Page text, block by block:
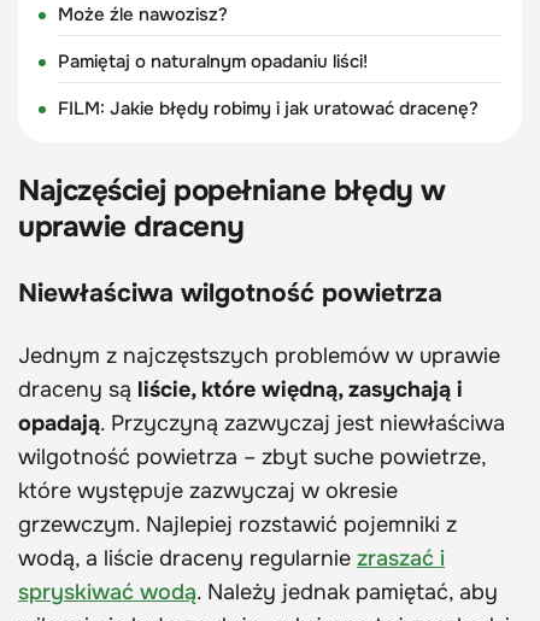
Może źle nawozisz?
Pamiętaj o naturalnym opadaniu liści!
FILM: Jakie błędy robimy i jak uratować dracenę?
Najczęściej popełniane błędy w
uprawie draceny
Niewłaściwa wilgotność powietrza
Jednym z najczęstszych problemów w uprawie
draceny są liście, które więdną, zasychają i
opadają. Przyczyną zazwyczaj jest niewłaściwa
wilgotność powietrza – zbyt suche powietrze,
które występuje zazwyczaj w okresie
grzewczym. Najlepiej rozstawić pojemniki z
wodą, a liście draceny regularnie zraszać i
spryskiwać wodą. Należy jednak pamiętać, aby